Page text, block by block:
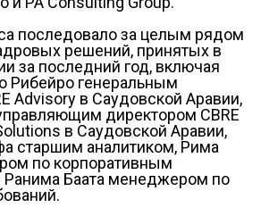
последовало за целым рядом
решений, принятых в
за последний год, включая
Рибейро генеральным
Advisory в Саудовской Аравии,
директором CBRE
в Саудовской Аравии,
старшим аналитиком, Рима
по корпоративным
Баата менеджером по